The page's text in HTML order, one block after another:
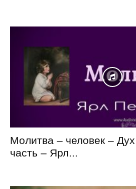
Молитва – человек –
часть – Ярл...